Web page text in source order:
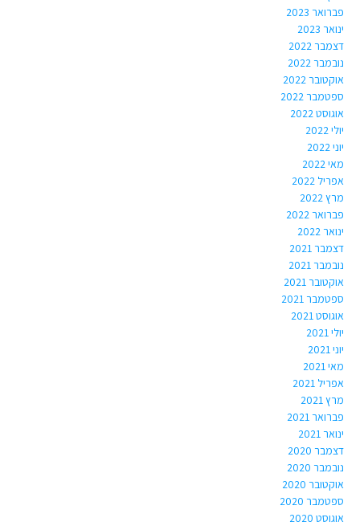
פברואר 2023
ינואר 2023
דצמבר 2022
נובמבר 2022
אוקטובר 2022
ספטמבר 2022
אוגוסט 2022
יולי 2022
יוני 2022
מאי 2022
אפריל 2022
מרץ 2022
פברואר 2022
ינואר 2022
דצמבר 2021
נובמבר 2021
אוקטובר 2021
ספטמבר 2021
אוגוסט 2021
יולי 2021
יוני 2021
מאי 2021
אפריל 2021
מרץ 2021
פברואר 2021
ינואר 2021
דצמבר 2020
נובמבר 2020
אוקטובר 2020
ספטמבר 2020
אוגוסט 2020